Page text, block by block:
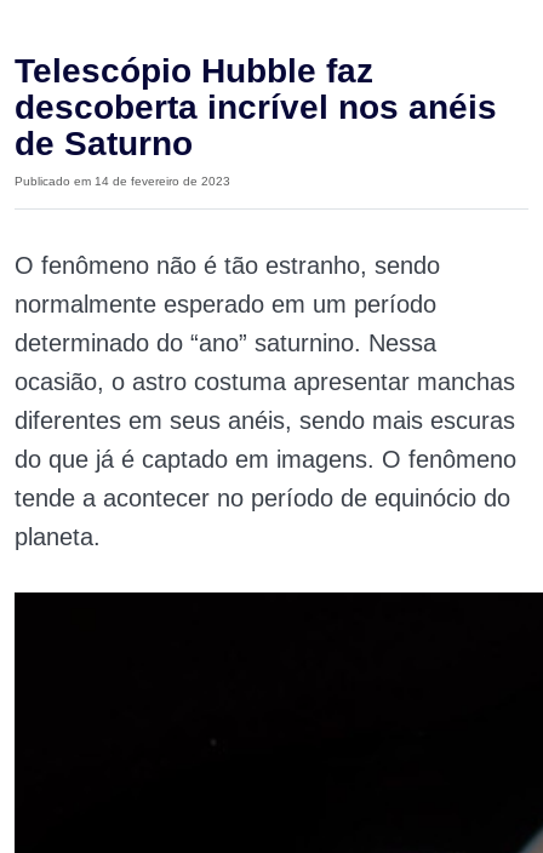
Telescópio Hubble faz
descoberta incrível nos anéis
de Saturno
Publicado em 14 de fevereiro de 2023
O fenômeno não é tão estranho, sendo
normalmente esperado em um período
determinado do “ano” saturnino. Nessa
ocasião, o astro costuma apresentar manchas
diferentes em seus anéis, sendo mais escuras
do que já é captado em imagens. O fenômeno
tende a acontecer no período de equinócio do
planeta.